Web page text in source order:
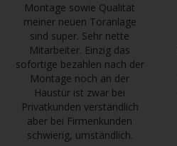
Montage sowie Qualität
meiner neuen Toranlage
sind super. Sehr nette
Mitarbeiter. Einzig das
sofortige bezahlen nach der
Montage noch an der
Haustür ist zwar bei
Privatkunden verständlich
aber bei Firmenkunden
schwierig, umständlich.